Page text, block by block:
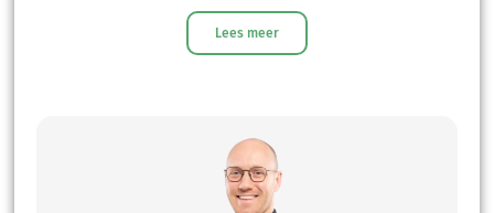
Lees meer